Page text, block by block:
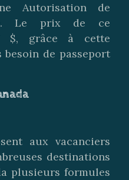
Autorisation de
Le prix de ce
$, grâce à cette
besoin de passeport
aux vacanciers
destinations
plusieurs formules